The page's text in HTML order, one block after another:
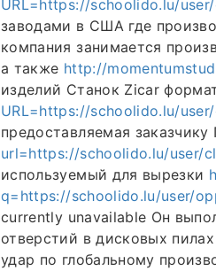
URL=https://schoolido.lu/
заводами в США где
компания занимается
а также http://
изделий Станок Zicar
URL=https://schoolido.lu/
предоставляемая заказчику
url=https://schoolido.lu/user/
используемый для вырезки
q=https://schoolido.lu/user/
currently unavailable Он
отверстий в дисковых
удар по глобальному